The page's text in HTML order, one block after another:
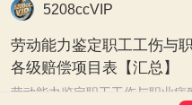
5208ccVIP
劳动能力鉴定职工工伤与
各级赔偿项目表【汇总】